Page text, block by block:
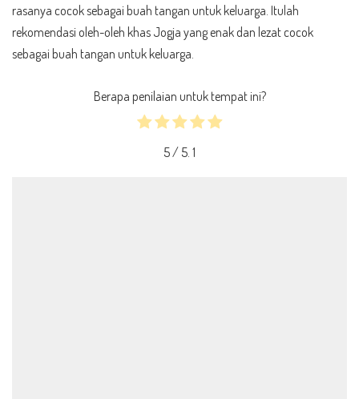
rasanya cocok sebagai buah tangan untuk keluarga. Itulah
rekomendasi oleh-oleh khas Jogja yang enak dan lezat cocok
sebagai buah tangan untuk keluarga.
Berapa penilaian untuk tempat ini?
5/ 5. 1